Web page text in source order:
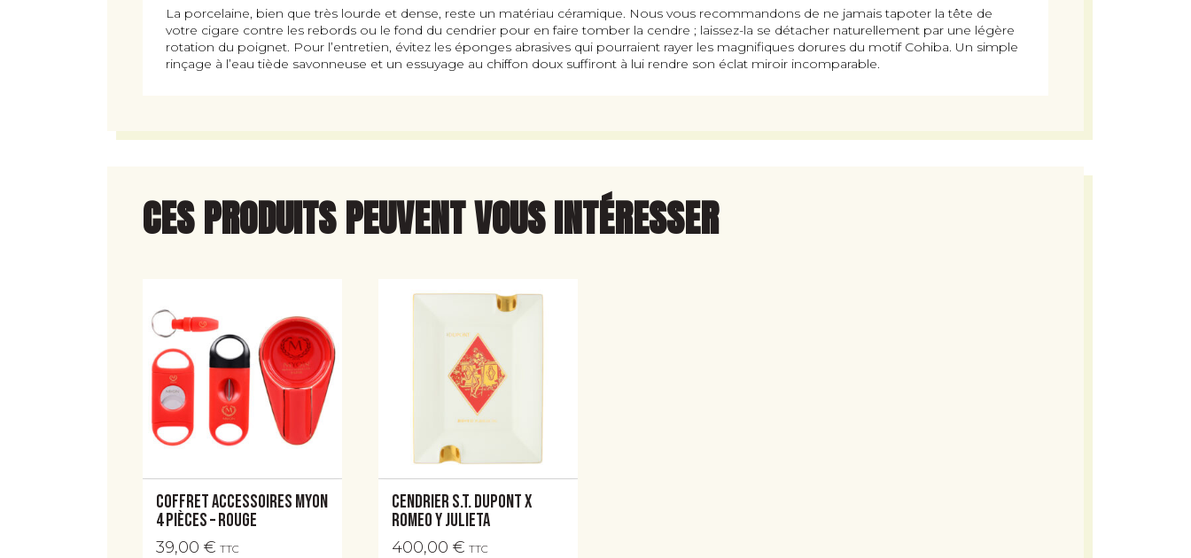
La porcelaine, bien que très lourde et dense, reste un matériau céramique. Nous vous recommandons de ne jamais tapoter la tête de
votre cigare contre les rebords ou le fond du cendrier pour en faire tomber la cendre ; laissez-la se détacher naturellement par une légère
rotation du poignet. Pour l’entretien, évitez les éponges abrasives qui pourraient rayer les magnifiques dorures du motif Cohiba. Un simple
rinçage à l’eau tiède savonneuse et un essuyage au chiffon doux suffiront à lui rendre son éclat miroir incomparable.
CES PRODUITS PEUVENT VOUS INTÉRESSER
Coffret accessoires Myon
4 pièces – Rouge
39,00€ TTC
Cendrier S.T. Dupont x
Romeo y Julieta
400,00 € TTC